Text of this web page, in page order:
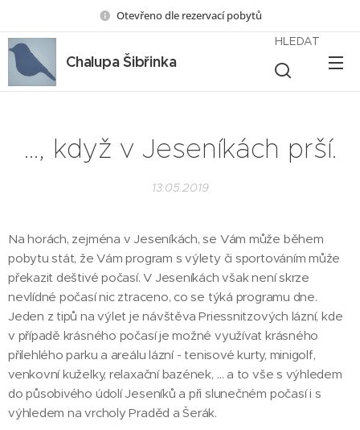
Otevřeno dle rezervací pobytů
Chalupa Šibřinka
HLEDAT
…, když v Jeseníkách prší.
13.05.2019
Na horách, zejména v Jeseníkách, se Vám může během
pobytu stát, že Vám program s výlety či sportováním může
překazit deštivé počasí. V Jeseníkách však není skrze
nevlídné počasí nic ztraceno, co se týká programu dne.
Jeden z tipů na výlet je návštěva Priessnitzových lázní, kde
v případě krásného počasí je možné využívat krásného
přilehlého parku a areálu lázní - tenisové kurty, minigolf,
venkovní kuželky, relaxační bazének, … a to vše s výhledem
do působivého údolí Jeseníků a při slunečném počasí i s
výhledem na vrcholy Praděd a Šerák.